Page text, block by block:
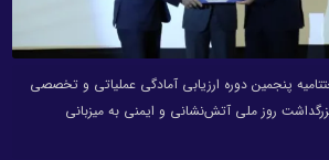
پنجمین دوره ارزیابی آمادگی عملیاتی و تخصصی
روز ملی آتش‌نشانی و ایمنی به میزبانی